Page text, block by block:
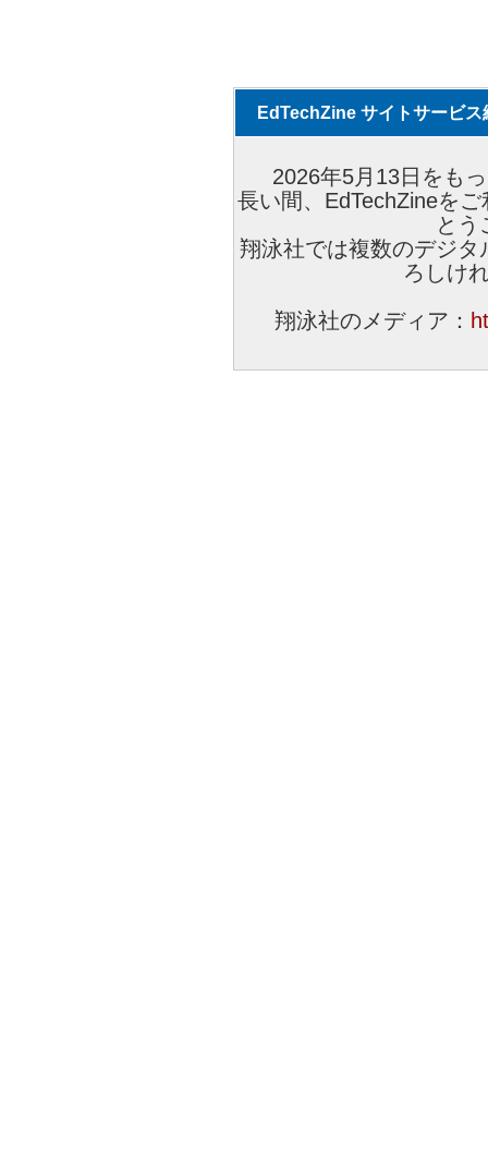
EdTechZine サイトサービス
2026年5月13日をも
長い間、EdTechZineを
とう
翔泳社では複数のデジ
ろしけ
翔泳社のメディア：